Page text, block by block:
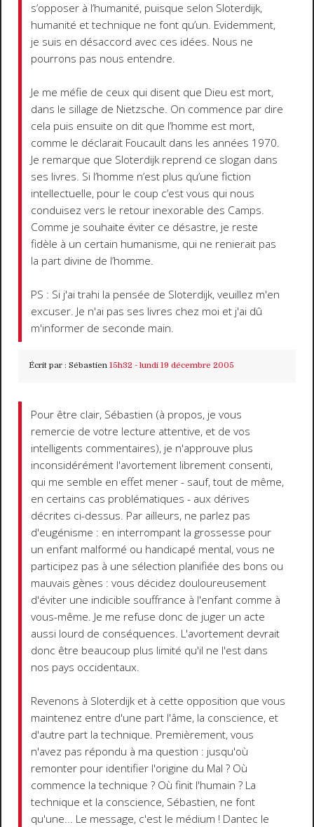
s’opposer à l’humanité, puisque selon Sloterdijk,
humanité et technique ne font qu’un. Evidemment,
je suis en désaccord avec ces idées. Nous ne
pourrons pas nous entendre.
Je me méfie de ceux qui disent que Dieu est mort,
dans le sillage de Nietzsche. On commence par dire
cela puis ensuite on dit que l’homme est mort,
comme le déclarait Foucault dans les années 1970.
Je remarque que Sloterdijk reprend ce slogan dans
ses livres. Si l’homme n’est plus qu’une fiction
intellectuelle, pour le coup c’est vous qui nous
conduisez vers le retour inexorable des Camps.
Comme je souhaite éviter ce désastre, je reste
fidèle à un certain humanisme, qui ne renierait pas
la part divine de l’homme.
PS : Si j'ai trahi la pensée de Sloterdijk, veuillez m'en
excuser. Je n'ai pas ses livres chez moi et j'ai dû
m'informer de seconde main.
Écrit par : Sébastien 15h32 - lundi 19 décembre 2005
Pour être clair, Sébastien (à propos, je vous
remercie de votre lecture attentive, et de vos
intelligents commentaires), je n'approuve plus
inconsidérément l'avortement librement consenti,
qui me semble en effet mener - sauf, tout de même,
en certains cas problématiques - aux dérives
décrites ci-dessus. Par ailleurs, ne parlez pas
d'eugénisme : en interrompant la grossesse pour
un enfant malformé ou handicapé mental, vous ne
participez pas à une sélection planifiée des bons ou
mauvais gènes : vous décidez douloureusement
d'éviter une indicible souffrance à l'enfant comme à
vous-même. Je me refuse donc de juger un acte
aussi lourd de conséquences. L'avortement devrait
donc être beaucoup plus limité qu'il ne l'est dans
nos pays occidentaux.
Revenons à Sloterdijk et à cette opposition que vous
maintenez entre d'une part l'âme, la conscience, et
d'autre part la technique. Premièrement, vous
n'avez pas répondu à ma question : jusqu'où
remonter pour identifier l'origine du Mal ? Où
commence la technique ? Où finit l'humain ? La
technique et la conscience, Sébastien, ne font
qu'une... Le message, c'est le médium ! Dantec le